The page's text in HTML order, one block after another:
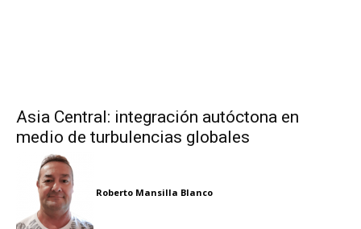
Asia Central: integración autóctona en
medio de turbulencias globales
Roberto Mansilla Blanco